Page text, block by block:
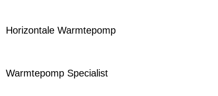
Horizontale Warmtepomp
Warmtepomp Specialist